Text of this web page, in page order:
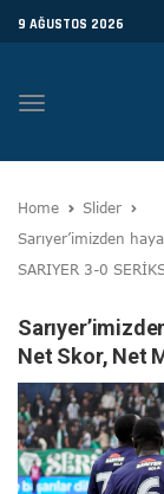
9 AĞUSTOS 2026
Toggle
Home
Slider
Sarıyer’imizden
SARIYER 3-0
Net Skor, Net